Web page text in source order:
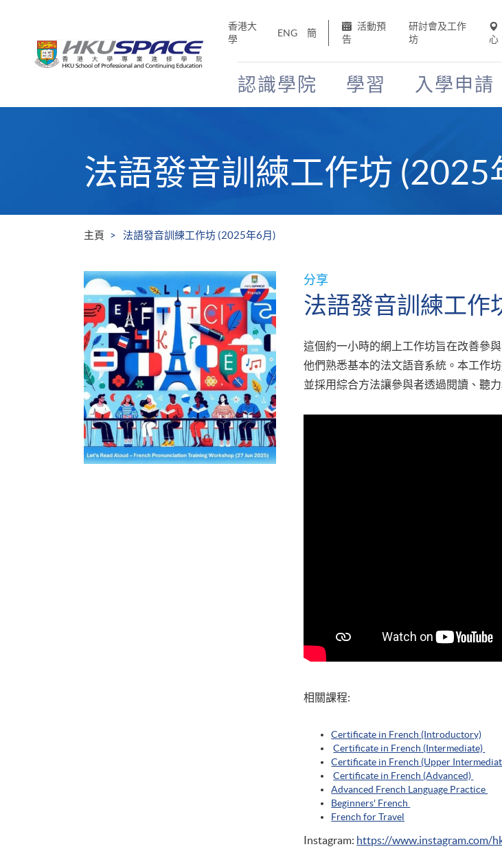
香港大
學
ENG 簡
活動預
告
研討會及工作
坊
心
認識學院 學習 入學申請
法語發音訓練工作坊 (2025
主頁 法語發音訓練工作坊 (2025年6月)
分享
法語發音訓練工作
這個約一小時的網上工作坊旨在改善參
他們熟悉基本的法文語音系統。本工作
並採用綜合方法讓參與者透過閱讀、聽
相關課程:
Certificate in French (Introductory)
Certificate in French (Intermediate)
Certificate in French (Upper
Certificate in French (Advanced)
Advanced French Language Practice
Beginners' French
French for Travel
Instagram: https://www.instagram.com/